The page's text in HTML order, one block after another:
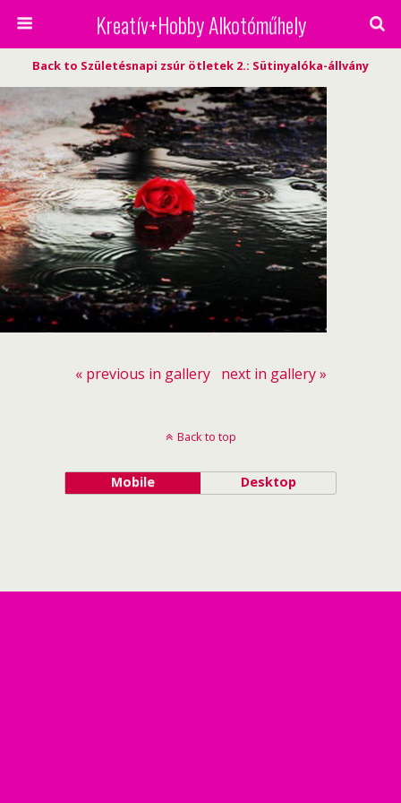
Kreatív+Hobby Alkotóműhely
Back to Születésnapi zsúr ötletek 2.: Sütinyalóka-állvány
« previous in gallery next in gallery »
Back to top
Mobile Desktop